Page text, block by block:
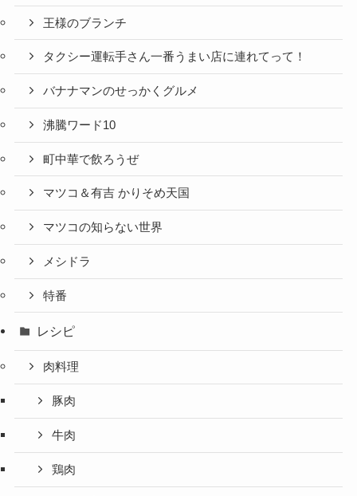
王様のブランチ
タクシー運転手さん一番うまい店に連れてって！
バナナマンのせっかくグルメ
沸騰ワード10
町中華で飲ろうぜ
マツコ＆有吉 かりそめ天国
マツコの知らない世界
メシドラ
特番
レシピ
肉料理
豚肉
牛肉
鶏肉